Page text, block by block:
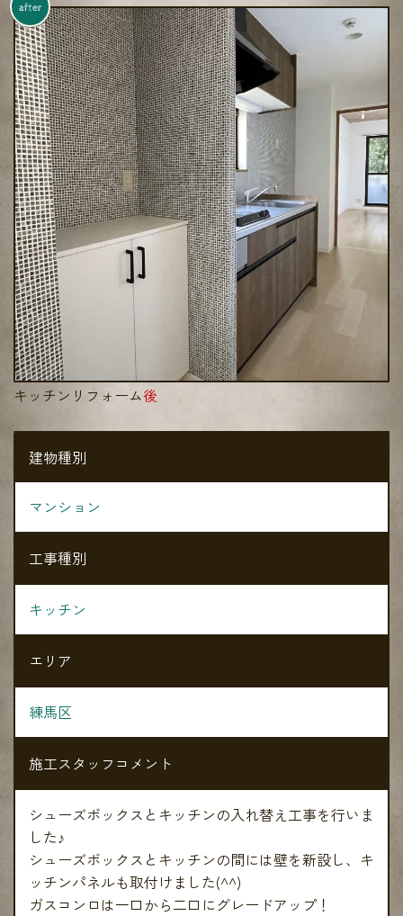
after
キッチンリフォーム後
建物種別
マンション
工事種別
キッチン
エリア
練馬区
施工スタッフコメント
シューズボックスとキッチンの入れ替え工事を行いま
した♪
シューズボックスとキッチンの間には壁を新設し、キ
ッチンパネルも取付けました(^^)
ガスコンロは一口から二口にグレードアップ！